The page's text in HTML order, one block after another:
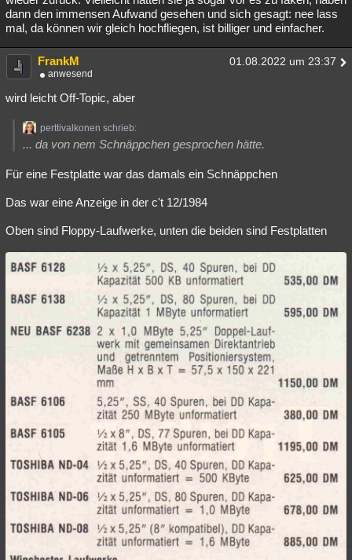
dann den immensen Aufwand gesehen und sich gesagt: nee lass
mal, da können wir gleich hochfliegen, ist billiger und einfacher.
FrankM 01.08.2022 um 23:37
anwesend
wird leicht Off-Topic, aber
perttivalkonen schrieb:
... da von nem Schnäppchen gesprochen hätte.
Für eine Festplatte war das damals ein Schnäppchen
Das war eine Anzeige in der c't 12/1984
Oben sind Floppy-Laufwerke, unten die beiden sind Festplatten